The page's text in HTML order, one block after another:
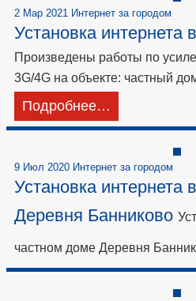
2 Мар 2021 Интернет за городом
Установка интернета
Произведены работы по
3G/4G на объекте: частный
Подробнее…
9 Июл 2020 Интернет за городом
Установка интернета
Деревня Банниково
частном доме Деревня